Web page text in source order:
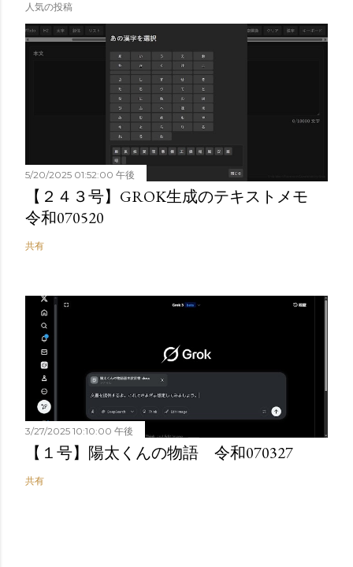
人気の投稿
5/20/2025 01:52:00 午後
【２４３号】GROK生成のテキストメモ
令和070520
共有
3/27/2025 10:10:00 午後
【１号】陽太くんの物語 令和070327
共有